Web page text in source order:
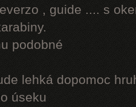
, guide .... s
podobné
lehká dopomoc
úseku